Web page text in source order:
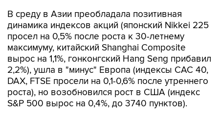
В среду в Азии преобладала позитивная
динамика индексов акций (японский Nikkei 225
просел на 0,5% после роста к 30-летнему
максимуму, китайский Shanghai Composite
вырос на 1,1%, гонконгский Hang Seng прибавил
2,2%), ушла в "минус" Европа (индексы CAC 40,
DAX, FTSE просели на 0,1-0,6% после утреннего
роста), но возобновился рост в США (индекс
S&P 500 вырос на 0,4%, до 3740 пунктов).